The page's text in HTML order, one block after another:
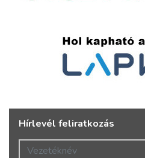
Hírlevél feliratkozás
Vezetéknév